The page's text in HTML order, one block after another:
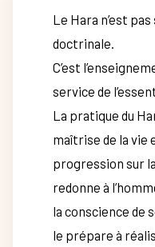
Le Hara n’est
doctrinale.
C’est
service de
La pratique du
maîtrise de la vie
progression sur la
redonne à
la conscience de
le prépare à